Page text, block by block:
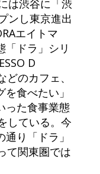
は渋谷に「渋
ンし東京進出
エイトマ
「ドラ」シリ
D
のカフェ、
食べたい」
った食事業態
している。今
り「ドラ」
て関東圏では